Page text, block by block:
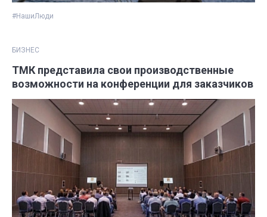
#НашиЛюди
БИЗНЕС
ТМК представила свои производственные
возможности на конференции для заказчиков